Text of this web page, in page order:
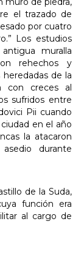
el trazado de
por cuatro
Los estudios
muralla
rehechos y
de la
con creces al
sufridos entre
Pii cuando
en el año
la atacaron
durante
de la Suda,
función era
al cargo de